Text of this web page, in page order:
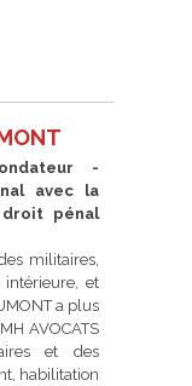
-
avec la
droit pénal
militaires,
et
a plus
AVOCATS
et des
habilitation